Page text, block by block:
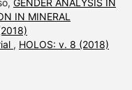
GENDER ANALYSIS IN
IN MINERAL
, HOLOS: v. 8 (2018)